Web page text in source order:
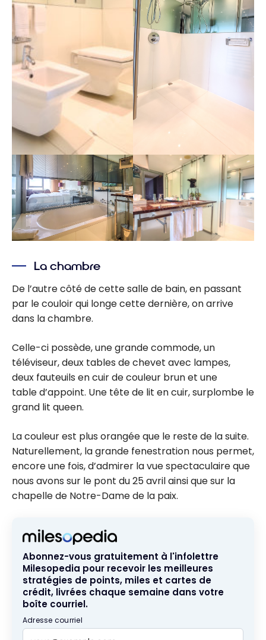
La chambre
De l’autre côté de cette salle de bain, en passant
par le couloir qui longe cette dernière, on arrive
dans la chambre.
Celle-ci possède, une grande commode, un
téléviseur, deux tables de chevet avec lampes,
deux fauteuils en cuir de couleur brun et une
table d’appoint. Une tête de lit en cuir, surplombe le
grand lit queen.
La couleur est plus orangée que le reste de la suite.
Naturellement, la grande fenestration nous permet,
encore une fois, d’admirer la vue spectaculaire que
nous avons sur le pont du 25 avril ainsi que sur la
chapelle de Notre-Dame de la paix.
Abonnez-vous gratuitement à l'infolettre
Milesopedia pour recevoir les meilleures
stratégies de points, miles et cartes de
crédit, livrées chaque semaine dans votre
boîte courriel.
Adresse courriel